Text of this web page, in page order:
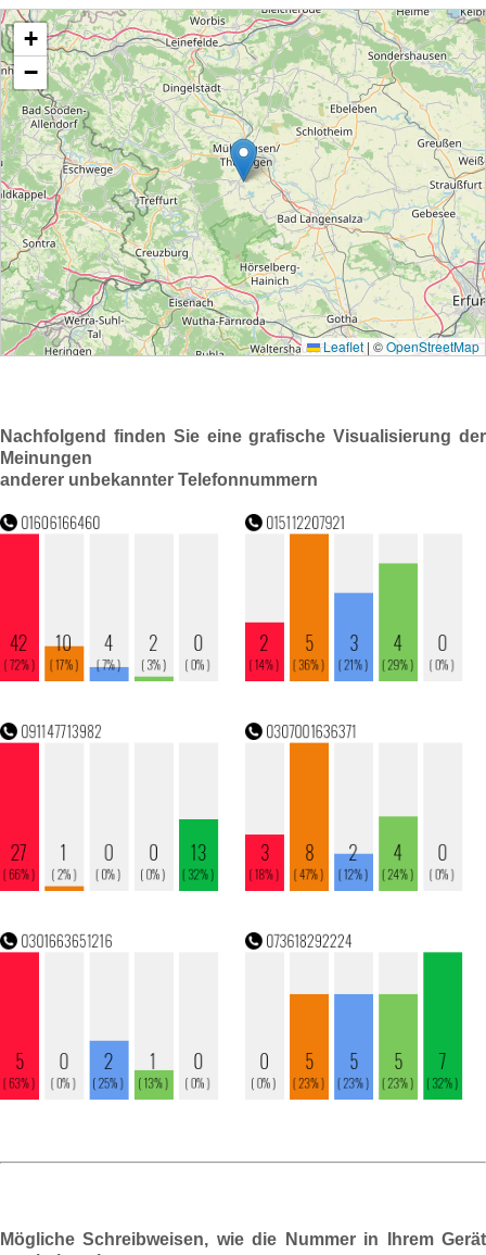
Nachfolgend finden Sie eine grafische Visualisierung der
Meinungen
anderer unbekannter Telefonnummern
Mögliche Schreibweisen, wie die Nummer in Ihrem Gerät